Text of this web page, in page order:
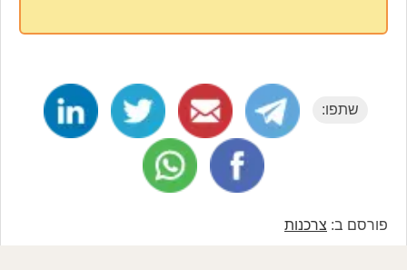
שתפו:
פורסם ב: צרכנות